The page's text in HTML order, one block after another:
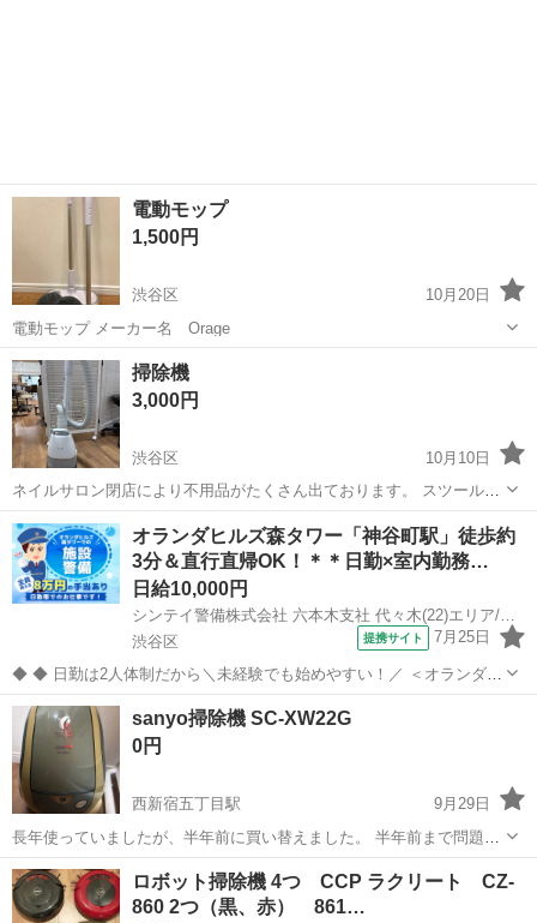
電動モップ
1,500円
渋谷区
10月20日
電動モップ メーカー名 Orage
東京 渋谷区 生活家電
掃除機
3,000円
渋谷区
10月10日
ネイルサロン閉店により不用品がたくさん出ております。 スツール等
も残っております。 恵比寿の店舗に13日までに取りに来ていただける
方でお願いできたら助かります。 どうぞよろしくお願いします。
東京 渋谷区 生活家電 ネイルサロン
オランダヒルズ森タワー「神谷町駅」徒歩約
3分＆直行直帰OK！＊＊日勤×室内勤務…
日給10,000円
シンテイ警備株式会社 六本木支社 代々木(22)エリア/A3203200117
渋谷区
提携サイト 7月25日
◆ ◆ 日勤は2人体制だから＼未経験でも始めやすい！／ ＜オランダヒ
ルズ森タワーで施設警備をお任せ＞ 日勤のみ＆週3日～OKの自由シフ
ト制 プライベートとの両立もバッチリ！ アクセス抜群で通勤も楽チン
です♪ ＼未経験ス...
東京 渋谷区 警備員
sanyo掃除機 SC-XW22G
0円
西新宿五丁目駅
9月29日
長年使っていましたが、半年前に買い替えました。 半年前まで問題な
く使用しておりました。 西新宿五丁目駅まで取りに来てくれる方お願
い申し上げます。
東京 渋谷区 西新宿五丁目駅 sanyo
ロボット掃除機 4つ CCP ラクリート CZ-
860 2つ（黒、赤） 861…